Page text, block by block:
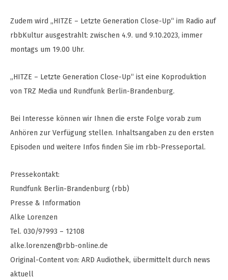
Zudem wird „HITZE – Letzte Generation Close-Up“ im Radio auf
rbbKultur ausgestrahlt: zwischen 4.9. und 9.10.2023, immer
montags um 19.00 Uhr.
„HITZE – Letzte Generation Close-Up“ ist eine Koproduktion
von TRZ Media und Rundfunk Berlin-Brandenburg.
Bei Interesse können wir Ihnen die erste Folge vorab zum
Anhören zur Verfügung stellen. Inhaltsangaben zu den ersten
Episoden und weitere Infos finden Sie im rbb-Presseportal.
Pressekontakt:
Rundfunk Berlin-Brandenburg (rbb)
Presse & Information
Alke Lorenzen
Tel. 030/97993 – 12108
alke.lorenzen@rbb-online.de
Original-Content von: ARD Audiothek, übermittelt durch news
aktuell